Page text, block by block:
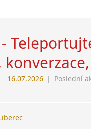
-
16.07.2026 | Poslední